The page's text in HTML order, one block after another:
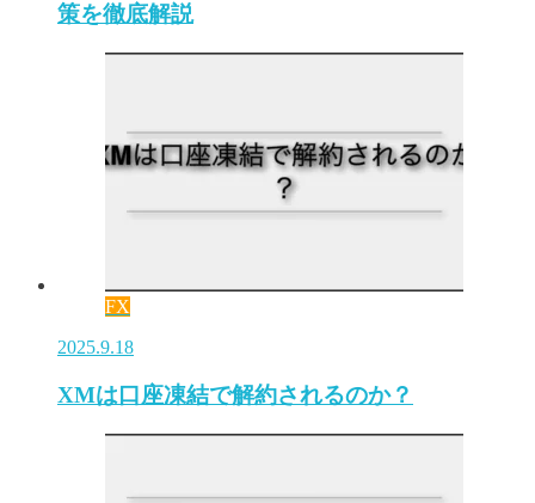
策を徹底解説
FX
2025.9.18
XMは口座凍結で解約されるのか？